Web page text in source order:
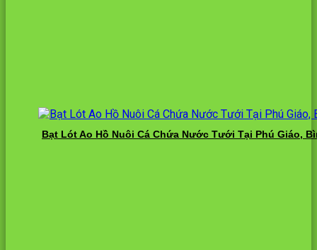
Bạt Lót Ao Hồ Nuôi Cá Chứa Nước Tưới Tại Phú Giáo,